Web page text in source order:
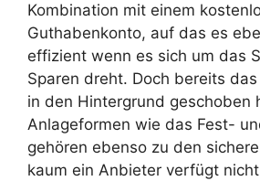
Kombination mit einem
Guthabenkonto, auf das es
effizient wenn es sich um das
Sparen dreht. Doch bereits
in den Hintergrund geschoben
Anlageformen wie das Fest-
gehören ebenso zu den
kaum ein Anbieter verfügt